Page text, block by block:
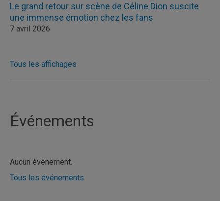
Le grand retour sur scène de Céline Dion suscite
une immense émotion chez les fans
7 avril 2026
Tous les affichages
Événements
Aucun événement.
Tous les événements